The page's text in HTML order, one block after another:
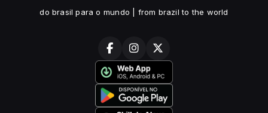
do brasil para o mundo | from brazil to the world